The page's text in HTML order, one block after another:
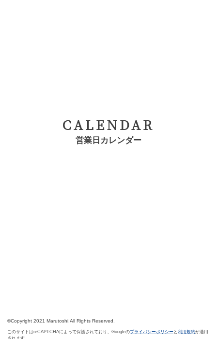
CALENDAR
営業日カレンダー
©Copyright 2021 Marutoshi.All Rights Reserved.
このサイトはreCAPTCHAによって保護されており、Googleのプライバシーポリシーと 利用規約が適用
されます。